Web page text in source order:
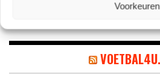
Voorkeuren